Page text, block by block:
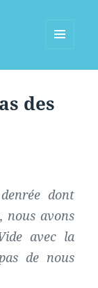
des
dont
nous avons
avec la
de nous